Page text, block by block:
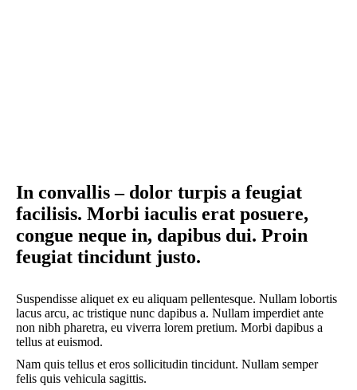
In convallis – dolor turpis a feugiat
facilisis. Morbi iaculis erat posuere,
congue neque in, dapibus dui. Proin
feugiat tincidunt justo.
Suspendisse aliquet ex eu aliquam pellentesque. Nullam lobortis
lacus arcu, ac tristique nunc dapibus a. Nullam imperdiet ante
non nibh pharetra, eu viverra lorem pretium. Morbi dapibus a
tellus at euismod.
Nam quis tellus et eros sollicitudin tincidunt. Nullam semper
felis quis vehicula sagittis.